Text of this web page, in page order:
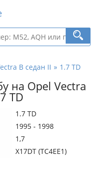
B седан II 1.7 TD
на Opel Vectra
TD
1.7 TD
1995 - 1998
1,7
X17DT (TC4EE1)